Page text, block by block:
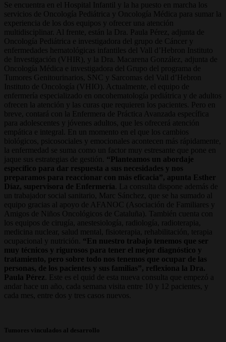
Se encuentra en el Hospital Infantil y la ha puesto en marcha los
servicios de Oncología Pediátrica y Oncología Médica para sumar la
experiencia de los dos equipos y ofrecer una atención
multidisciplinar. Al frente, están la Dra. Paula Pérez, adjunta de
Oncología Pediátrica e investigadora del grupo de Cáncer y
enfermedades hematológicas infantiles del Vall d’Hebron Instituto
de Investigación (VHIR), y la Dra. Macarena González, adjunta de
Oncología Médica e investigadora del Grupo del programa de
Tumores Genitourinarios, SNC y Sarcomas del Vall d’Hebron
Instituto de Oncología (VHIO). Actualmente, el equipo de
enfermería especializado en oncohematología pediátrica y de adultos
ofrecen la atención y las curas que requieren los pacientes. Pero en
breve, contará con la Enfermera de Práctica Avanzada específica
para adolescentes y jóvenes adultos, que les ofrecerá atención
empática e integral. En un momento en el que los cambios
biológicos, psicosociales y emocionales acontecen más rápidamente,
la enfermedad se suma como un factor muy estresante que pone en
jaque sus estrategias de gestión. “Planteamos un abordaje
específico para dar respuesta a sus necesidades y nos
preparamos para reaccionar con más eficacia”, apunta Esther
Díaz, supervisora de Enfermería . La consulta dispone además de
un trabajador social sanitario, Marc Sánchez, que se ha sumado al
equipo gracias al apoyo de AFANOC (Asociación de Familiares y
Amigos de Niños Oncológicos de Cataluña). También cuenta con
los equipos de cirugía, anestesiología, radiología, radioterapia,
medicina nuclear, salud mental, fisioterapia, rehabilitación, terapia
ocupacional y nutrición. “En nuestro trabajo tenemos que ser
muy técnicos y rigurosos para tener el mejor diagnóstico y
tratamiento, pero sobre todo nos tenemos que ocupar de las
personas, de los pacientes y sus familias”, reflexiona la Dra.
Paula Pérez . Este es el quid de esta nueva consulta que empezó a
andar hace un año, cada semana visita entre 10 y 12 pacientes, y
cada mes, entre dos y tres casos nuevos.
Tumores vinculados al desarrollo